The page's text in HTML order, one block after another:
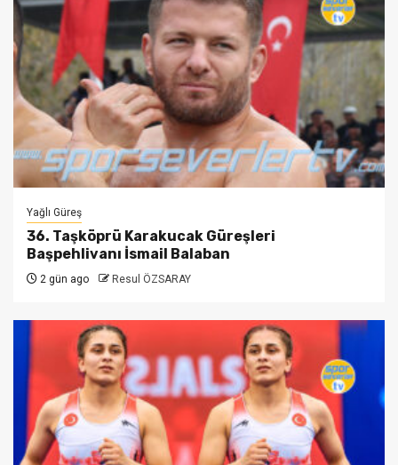
Yağlı Güreş
36. Taşköprü Karakucak Güreşleri
Başpehlivanı İsmail Balaban
2 gün ago Resul ÖZSARAY